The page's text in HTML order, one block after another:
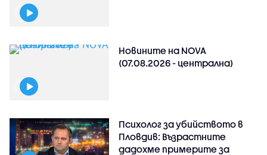
Новините на NOVA
(07.08.2026 - централна)
Психолог за убийството в
Пловдив: Възрастните
дадохме примерите за